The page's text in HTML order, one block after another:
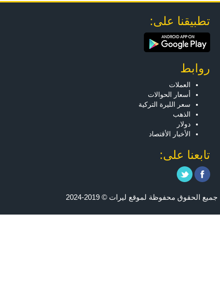
تطبيقنا على:
روابط
العملات
أسعار الحوالات
سعر الليرة التركية
الذهب
دولار
الأخبار الأقتصاد
تابعنا على:
جميع الحقوق محفوظة لموقع ليرات © 2019-2024